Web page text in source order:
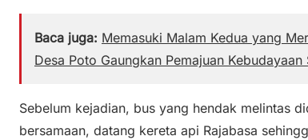
Baca juga: Memasuki Malam Kedua yang
Desa Poto Gaungkan Pemajuan Kebudayaan
Sebelum kejadian, bus yang hendak melintas
bersamaan, datang kereta api Rajabasa